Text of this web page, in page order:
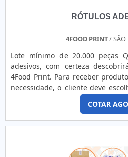
RÓTULOS
4FOOD PRINT/ SÃO
Lote mínimo de 20.000 peças
adesivos, com certeza
4Food Print. Para receber
necessidade, o cliente deve
se destaque por um bom
experiência no ramo.MAIS
SOBRE RÓTULOS
adesivos em uma empresa
COTAR